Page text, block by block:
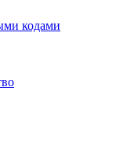
кодами